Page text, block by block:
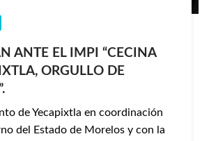
ANTE EL IMPI “CECINA
ORGULLO DE
de Yecapixtla en coordinación
del Estado de Morelos y con la